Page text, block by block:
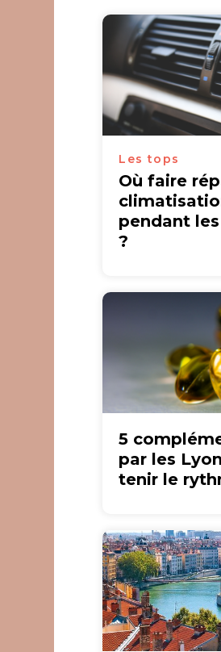
Les tops
Où faire
pendant
?
5
par les
tenir le